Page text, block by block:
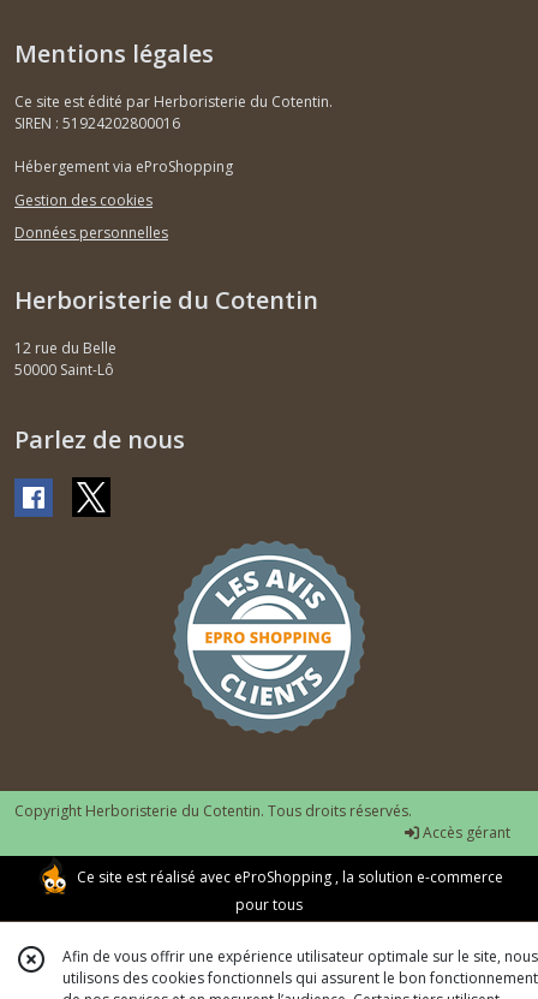
Mentions légales
Ce site est édité par Herboristerie du Cotentin.
SIREN : 51924202800016
Hébergement via eProShopping
Gestion des cookies
Données personnelles
Herboristerie du Cotentin
12 rue du Belle
50000 Saint-Lô
Parlez de nous
Copyright Herboristerie du Cotentin. Tous droits réservés.
Accès gérant
Ce site est réalisé avec eProShopping , la solution e-commerce
pour tous
Afin de vous offrir une expérience utilisateur optimale sur le site, nous
utilisons des cookies fonctionnels qui assurent le bon fonctionnement